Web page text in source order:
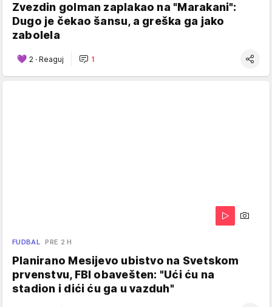
Zvezdin golman zaplakao na "Marakani":
Dugo je čekao šansu, a greška ga jako
zabolela
2 · Reaguj 1
FUDBAL PRE 2 H
Planirano Mesijevo ubistvo na Svetskom
prvenstvu, FBI obavešten: "Ući ću na
stadion i dići ću ga u vazduh"